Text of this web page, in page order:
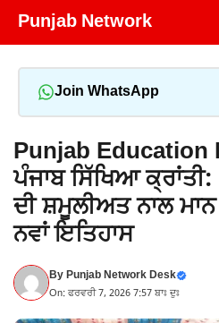
Skip
Punjab Network
Join WhatsApp
Punjab Education
ਪੰਜਾਬ ਸਿੱਖਿਆ
ਦੀ ਸ਼ਮੂਲੀਅਤ ਨਾਲ
ਨਵਾਂ ਇਤਿਹਾਸ
ByPunjab Network Desk
On: ਫਰਵਰੀ 7, 2026 7:57 ਬਾਃ ਦੁਃ